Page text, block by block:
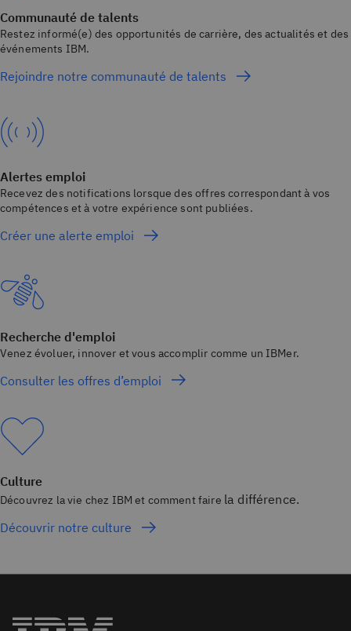
Communauté de talents
Restez informé(e) des opportunités de carrière, des actualités et des
événements IBM.
Rejoindre notre communauté de talents
Alertes emploi
Recevez des notifications lorsque des offres correspondant à vos
compétences et à votre expérience sont publiées.
Créer une alerte emploi
Recherche d'emploi
Venez évoluer, innover et vous accomplir comme un IBMer.
Consulter les offres d’emploi
Culture
Découvrez la vie chez IBM et comment faire la différence.
Découvrir notre culture